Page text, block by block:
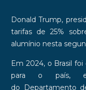
Donald Trump,
tarifas de 25%
alumínio nesta
Em 2024, o Brasilfoi
para o país,
do
Departamento